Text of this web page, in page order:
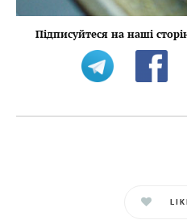
Підписуйтеся на наші